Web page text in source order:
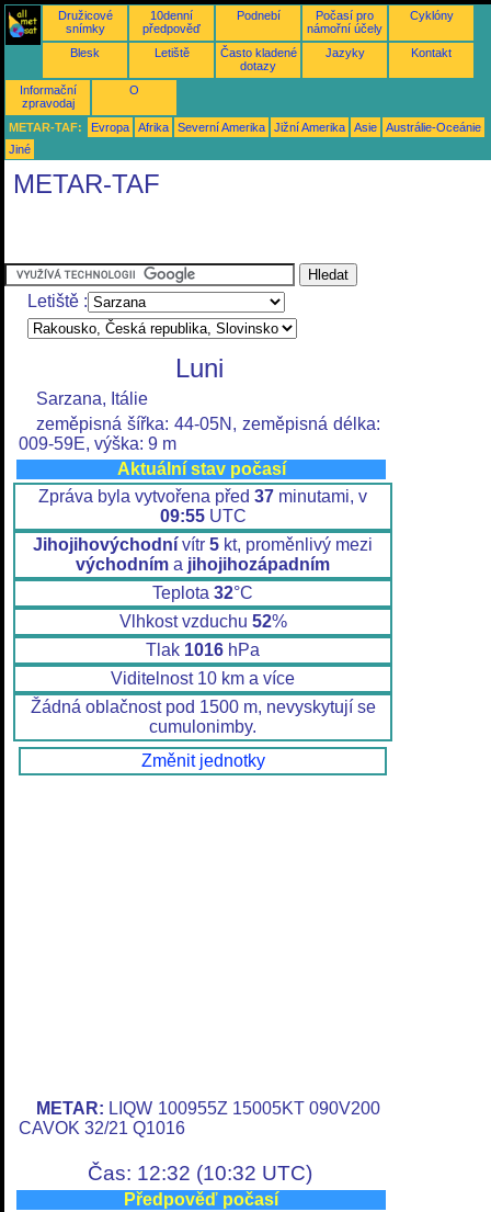
Družicové
snímky
10denní
předpověď
Podnebí
Počasí pro
námořní účely
Cyklóny
Blesk Letiště
Často kladené
dotazy
Jazyky Kontakt
Informační
zpravodaj
O
METAR-TAF: Evropa Afrika Severní Amerika Jižní Amerika Asie
Austrálie-Oceánie
Jiné
METAR-TAF
Letiště :
Luni
Sarzana, Itálie
zeměpisná šířka: 44-05N, zeměpisná délka:
009-59E, výška: 9 m
Aktuální stav počasí
Zpráva byla vytvořena před 37 minutami, v
09:55UTC
Jihojihovýchodní vítr 5 kt, proměnlivý mezi
východním a jihojihozápadním
Teplota 32°C
Vlhkost vzduchu 52%
Tlak 1016 hPa
Viditelnost 10 km a více
Žádná oblačnost pod 1500 m, nevyskytují se
cumulonimby.
Změnit jednotky
METAR: LIQW 100955Z 15005KT 090V200
CAVOK 32/21 Q1016
Čas: 12:32 (10:32 UTC)
Předpověď počasí